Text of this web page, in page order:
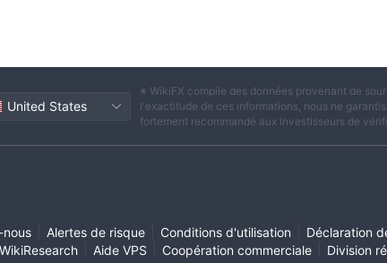
United States
※ WikiFX compile des données provenant de
l'exactitude de ces informations, nous ne
fortement recommandé aux investisseurs de
Alertes de risque Conditions d'utilisation Déclaration
WikiResearch Aide VPS Coopération commerciale Division